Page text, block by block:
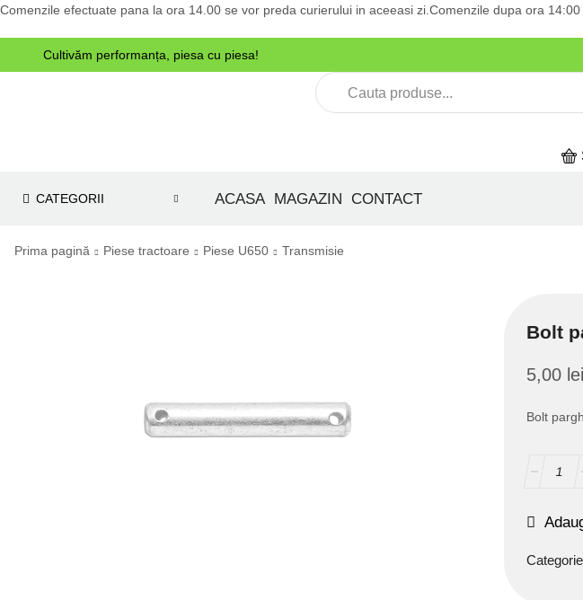
Comenzile efectuate pana la ora 14.00 se vor preda curierului in aceeasi zi.Comenzile dupa ora
Cultivăm performanța, piesa cu piesa!
CATEGORII ACASA MAGAZIN CONTACT
Prima pagină Piese tractoare Piese U650 Transmisie
Bolt
5,00 lei
Bolt